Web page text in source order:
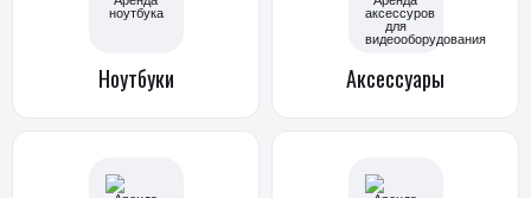
Ноутбуки Аксессуары